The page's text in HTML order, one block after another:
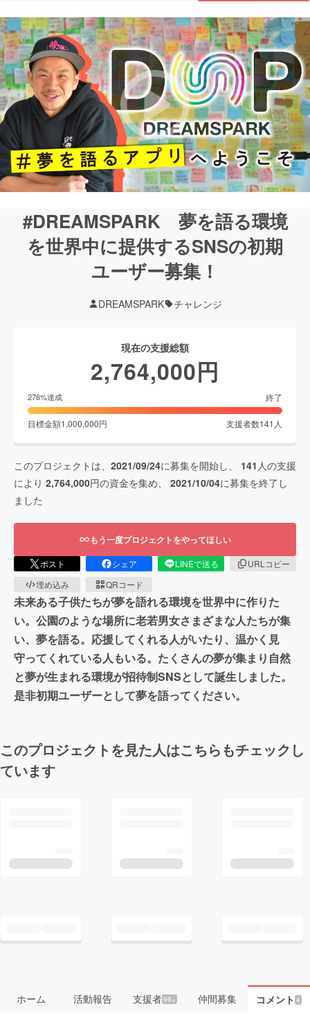
#DREAMSPARK 夢を語る環境
を世界中に提供するSNSの初期
ユーザー募集！
DREAMSPARK チャレンジ
現在の支援総額
2,764,000円
276%達成 終了
目標金額1,000,000円 支援者数141 人
このプロジェクトは、 2021/09/24に募集を開始し、 141 人の支援
により 2,764,000円の資金を集め、 2021/10/04に募集を終了し
ました
もう一度プロジェクトをやってほしい
ポスト シェア LINEで送る
URLコピー
埋め込み
QRコード
未来ある子供たちが夢を語れる環境を世界中に作りた
い。公園のような場所に老若男女さまざまな人たちが集
い、夢を語る。応援してくれる人がいたり、温かく見
守ってくれている人もいる。たくさんの夢が集まり自然
と夢が生まれる環境が招待制SNSとして誕生しました。
是非初期ユーザーとして夢を語ってください。
このプロジェクトを見た人はこちらもチェックし
ています
ホーム 活動報告 支援者99+ 仲間募集 コメント4